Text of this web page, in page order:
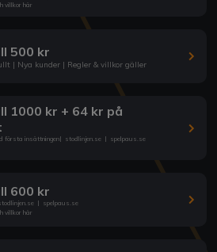
villkor här
500 kr
| Nya kunder | Regler & villkor gäller
1000 kr + 64 kr på
första insättningen| stodlinjen.se | spelpaus.se
600 kr
| spelpaus.se
villkor här